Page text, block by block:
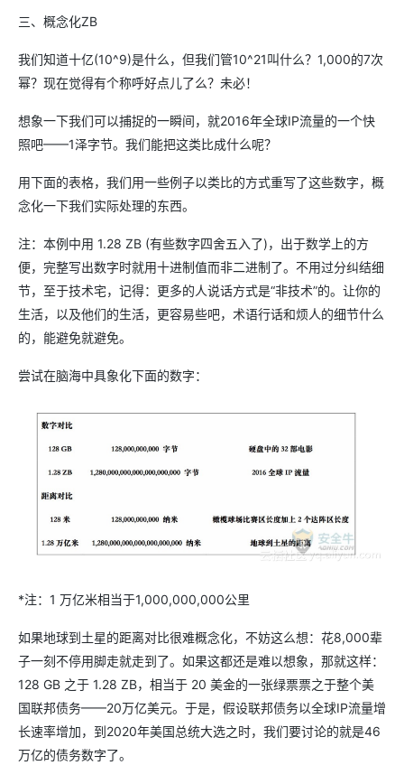
三、概念化ZB
我们知道十亿(10^9)是什么，但我们管10^21叫什么？1,000的7次
幂？现在觉得有个称呼好点儿了么？未必！
想象一下我们可以捕捉的一瞬间，就2016年全球IP流量的一个快
照吧——1泽字节。我们能把这类比成什么呢？
用下面的表格，我们用一些例子以类比的方式重写了这些数字，概
念化一下我们实际处理的东西。
注：本例中用 1.28 ZB (有些数字四舍五入了)，出于数学上的方
便，完整写出数字时就用十进制值而非二进制了。不用过分纠结细
节，至于技术宅，记得：更多的人说话方式是“非技术”的。让你的
生活，以及他们的生活，更容易些吧，术语行话和烦人的细节什么
的，能避免就避免。
尝试在脑海中具象化下面的数字：
*注：1 万亿米相当于1,000,000,000公里
如果地球到土星的距离对比很难概念化，不妨这么想：花8,000辈
子一刻不停用脚走就走到了。如果这都还是难以想象，那就这样：
128 GB 之于 1.28 ZB，相当于 20 美金的一张绿票票之于整个美
国联邦债务——20万亿美元。于是，假设联邦债务以全球IP流量增
长速率增加，到2020年美国总统大选之时，我们要讨论的就是46
万亿的债务数字了。